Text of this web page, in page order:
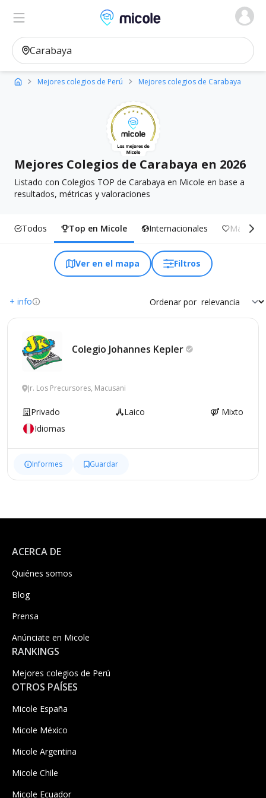
Micole, buscador de colegios
Mejores colegios de Perú Mejores colegios de Carabaya
Mejores Colegios de Carabaya en 2026
Listado con Colegios TOP de Carabaya en Micole en base a
resultados, métricas y valoraciones
Todos Top en Micole Internacionales Más
Ver en el mapa Filtros
+ info Ordenar por
Colegio Johannes Kepler
Jr. Los Precursores, Macusani
Privado Laico
Mixto
Idiomas
Informes Guardar
ACERCA DE
Quiénes somos
Blog
Prensa
Anúnciate en Micole
RANKINGS
Mejores colegios de Perú
OTROS PAÍSES
Micole España
Micole México
Micole Argentina
Micole Chile
Micole Ecuador